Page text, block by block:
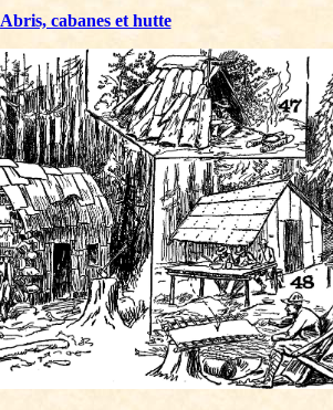
Abris, cabanes et hutte